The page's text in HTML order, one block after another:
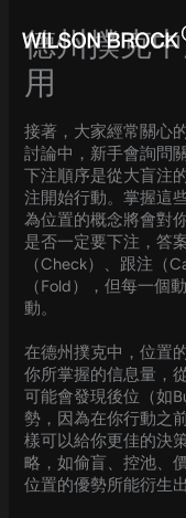
content
德州撲克
用
接著，大家經常關心
討論中，新手會詢問
下注順序是從大盲注
注開始行動。掌握這
為位置的概念將會對
是否一定要下注，答
（Check）、跟注（
（Fold），但每一個
動。
在德州撲克中，位置
你所掌握的信息量，
可能會發現後位（如
勢，因為在你行動之
樣可以給你更佳的決
略，如偷盲、控池、
位置的優勢所能衍生